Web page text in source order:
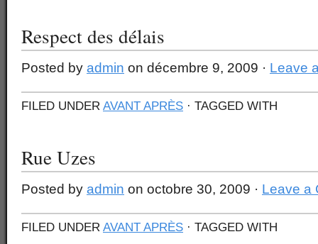
Respect des délais
Posted by admin on décembre 9, 2009 · Leave
FILED UNDER AVANT APRÈS · TAGGED WITH
Rue Uzes
Posted by admin on octobre 30, 2009 · Leave a
FILED UNDER AVANT APRÈS · TAGGED WITH